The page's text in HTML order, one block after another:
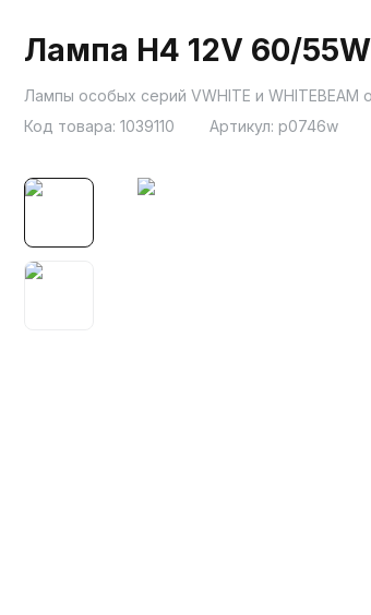
Лампа H4 12V 60/
Лампы особых серий VWHITE и
Код товара: 1039110 Артикул: p0746w